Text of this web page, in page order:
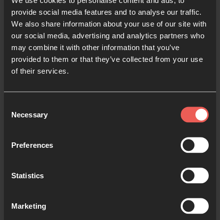
provide social media features and to analyse our traffic.
We also share information about your use of our site with
our social media, advertising and analytics partners who
may combine it with other information that you’ve
provided to them or that they’ve collected from your use
of their services.
Selection
Necessary
Preferences
Statistics
Marketing
está presidido por Ken Costa, presidente emérito de
Alpha International.
“No se trata sólo de mirar
hacia atrás, aunque
extraordinaria oración. Se
trata del futuro: una nueva
generación. Nuestra visión
para este lugar es reavivar
el corazón de la abadía
casa de oración para todas